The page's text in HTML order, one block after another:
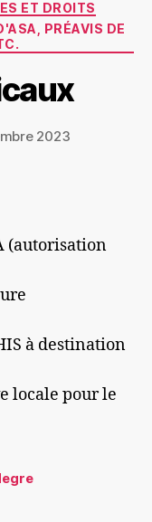
ET DROITS
PRÉAVIS DE
2023
(autorisation
à destination
locale pour le